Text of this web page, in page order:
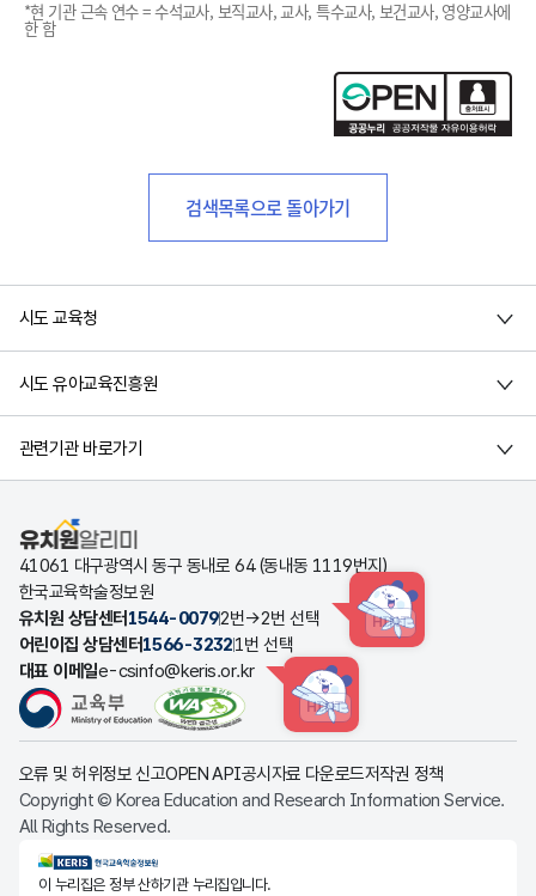
*현 기관 근속 연수 = 수석교사, 보직교사, 교사, 특수교사, 보건교사, 영양교사에
한 함
검색목록으로 돌아가기
시도 교육청
시도 유아교육진흥원
관련기관 바로가기
유치원알리미
41061 대구광역시 동구 동내로 64 (동내동 1119번지)
한국교육학술정보원
유치원 상담센터 1544-00792번→2번 선택 HINT
어린이집 상담센터1566-32321번 선택
대표 이메일e-csinfo@keris.or.kr
HINT
오류 및 허위정보 신고OPEN API공시자료 다운로드저작권 정책
Copyright © Korea Education and Research Information Service.
All Rights Reserved.
KERIS한국교육학술정보원
이 누리집은 정부 산하기관 누리집입니다.